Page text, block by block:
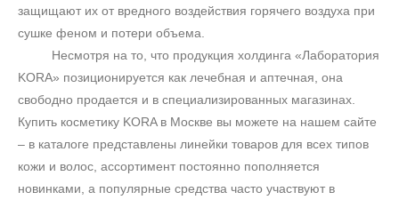
защищают их от вредного воздействия горячего воздуха при
сушке феном и потери объема.
Несмотря на то, что продукция холдинга «Лаборатория
KORA» позиционируется как лечебная и аптечная, она
свободно продается и в специализированных магазинах.
Купить косметику KORA в Москве вы можете на нашем сайте
– в каталоге представлены линейки товаров для всех типов
кожи и волос, ассортимент постоянно пополняется
новинками, а популярные средства часто участвуют в